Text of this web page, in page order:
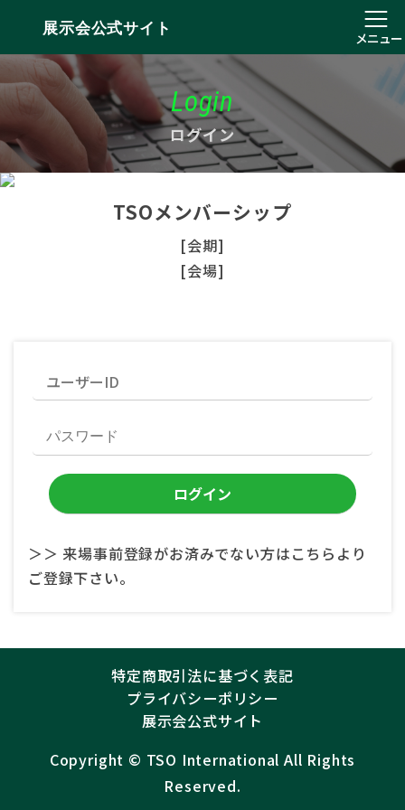
展示会公式サイト
メニュー
Login
ログイン
TSOメンバーシップ
[会期]
[会場]
＞＞ 来場事前登録がお済みでない方はこちらより
ご登録下さい。
特定商取引法に基づく表記
プライバシーポリシー
展示会公式サイト
Copyright ©︎ TSO International All Rights
Reserved.